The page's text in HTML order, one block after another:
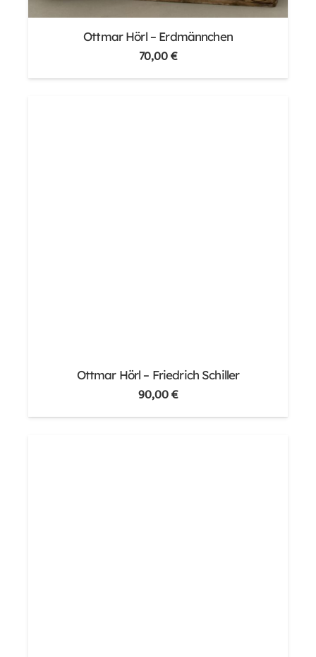
Ottmar Hörl – Erdmännchen
70,00€
Ottmar Hörl – Friedrich Schiller
90,00€